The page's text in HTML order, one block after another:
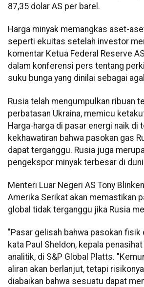
87,35 dolar AS per barel.
Harga minyak memangkas aset-
seperti ekuitas setelah investor
komentar Ketua Federal Reserve
dalam konferensi pers tentang
suku bunga yang dinilai sebagai
Rusia telah mengumpulkan ribuan
perbatasan Ukraina, memicu
Harga-harga di pasar energi naik di
kekhawatiran bahwa pasokan gas
dapat terganggu. Rusia juga
pengekspor minyak terbesar di
Menteri Luar Negeri AS Tony
Amerika Serikat akan memastikan
global tidak terganggu jika Rusia
"Pasar gelisah bahwa pasokan fisik
kata Paul Sheldon, kepala
analitik, di S&P Global Platts.
aliran akan berlanjut, tetapi
diabaikan bahwa sesuatu dapat